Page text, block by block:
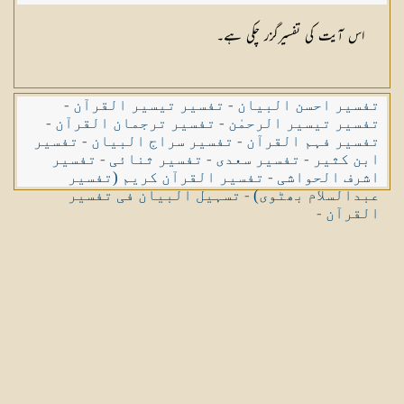
اس آیت کی تفسیرگزر چکی ہے۔
تفسیر احسن البیان - تفسیر تیسیر القرآن -
تفسیر تیسیر الرحمٰن - تفسیر ترجمان القرآن -
تفسیر فہم القرآن - تفسیر سراج البیان - تفسیر
ابن کثیر - تفسیر سعدی - تفسیر ثنائی - تفسیر
اشرف الحواشی - تفسیر القرآن کریم (تفسیر
عبدالسلام بھٹوی)-تسہیل البیان فی تفسیر
القرآن -